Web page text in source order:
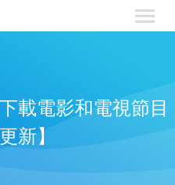
載電影和電視節目
新】